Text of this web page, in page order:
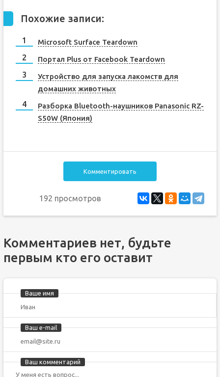
Похожие записи:
Microsoft Surface Teardown
Портал Plus от Facebook Teardown
Устройство для запуска лакомств для
домашних животных
Разборка Bluetooth-наушников Panasonic RZ-
S50W (Япония)
Комментировать
192 просмотров
Комментариев нет, будьте
первым кто его оставит
Ваше имя
Ваш e-mail
Ваш комментарий